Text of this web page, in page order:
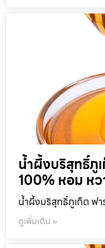
น้ำผึ้งบริสุทธิ์ภู
100% หอม ห
น้ำผึ้งบริสุทธิ์ภูเก็ต ฟ
ดูเพิ่มเติม »